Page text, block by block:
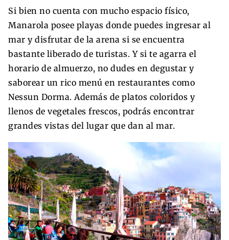
Si bien no cuenta con mucho espacio físico,
Manarola posee playas donde puedes ingresar al
mar y disfrutar de la arena si se encuentra
bastante liberado de turistas. Y si te agarra el
horario de almuerzo, no dudes en degustar y
saborear un rico menú en restaurantes como
Nessun Dorma. Además de platos coloridos y
llenos de vegetales frescos, podrás encontrar
grandes vistas del lugar que dan al mar.